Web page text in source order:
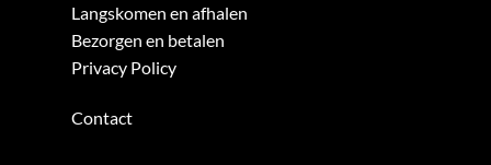
Langskomen en afhalen
Bezorgen en betalen
Privacy Policy
Contact